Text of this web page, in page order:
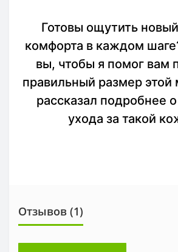
Готовы ощутить
комфорта в каждом
вы, чтобы я помог вам
правильный размер этой
рассказал подробнее
ухода за такой
Отзывов (1)